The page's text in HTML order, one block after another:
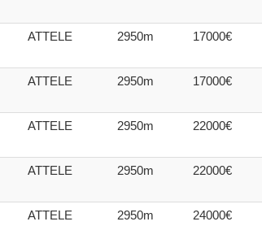
ATTELE 2950m 17000€
ATTELE 2950m 17000€
ATTELE 2950m 22000€
ATTELE 2950m 22000€
ATTELE 2950m 24000€